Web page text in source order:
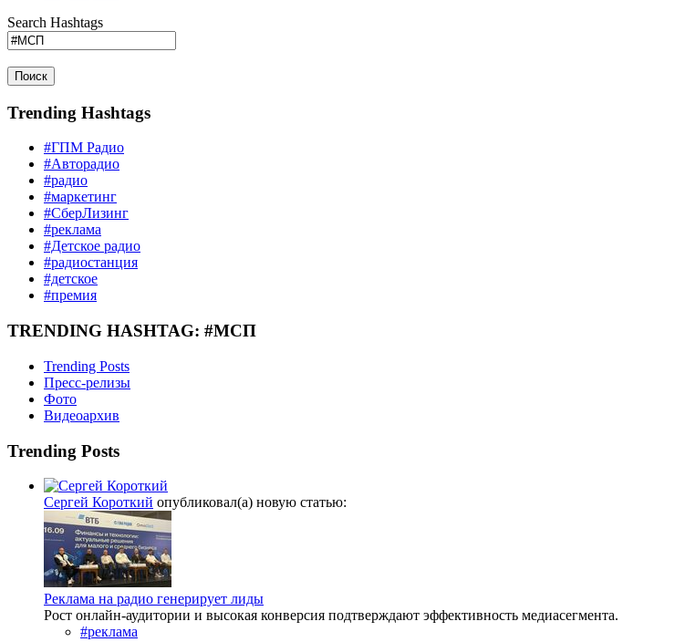
Search Hashtags
Поиск
Trending Hashtags
#ГПМ Радио
#Авторадио
#радио
#маркетинг
#СберЛизинг
#реклама
#Детское радио
#радиостанция
#детское
#премия
TRENDING HASHTAG: #МСП
Trending Posts
Пресс-релизы
Фото
Видеоархив
Trending Posts
Сергей Короткий опубликовал(а) новую статью:
Реклама на радио генерирует лиды
Рост онлайн-аудитории и высокая конверсия подтверждают эффективность медиасегмента.
#реклама